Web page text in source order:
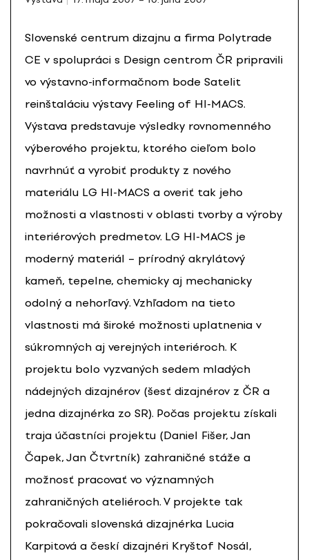
Slovenské centrum dizajnu a firma Polytrade
CE v spolupráci s Design centrom ČR pripravili
vo výstavno-informačnom bode Satelit
reinštaláciu výstavy Feeling of HI-MACS.
Výstava predstavuje výsledky rovnomenného
výberového projektu, ktorého cieľom bolo
navrhnúť a vyrobiť produkty z nového
materiálu LG HI-MACS a overiť tak jeho
možnosti a vlastnosti v oblasti tvorby a výroby
interiérových predmetov. LG HI-MACS je
moderný materiál – prírodný akrylátový
kameň, tepelne, chemicky aj mechanicky
odolný a nehorľavý. Vzhľadom na tieto
vlastnosti má široké možnosti uplatnenia v
súkromných aj verejných interiéroch. K
projektu bolo vyzvaných sedem mladých
nádejných dizajnérov (šesť dizajnérov z ČR a
jedna dizajnérka zo SR). Počas projektu získali
traja účastníci projektu (Daniel Fišer, Jan
Čapek, Jan Čtvrtník) zahraničné stáže a
možnosť pracovať vo významných
zahraničných ateliéroch. V projekte tak
pokračovali slovenská dizajnérka Lucia
Karpitová a českí dizajnéri Kryštof Nosál,